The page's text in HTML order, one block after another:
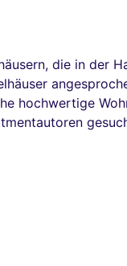
die in der
hochwertige